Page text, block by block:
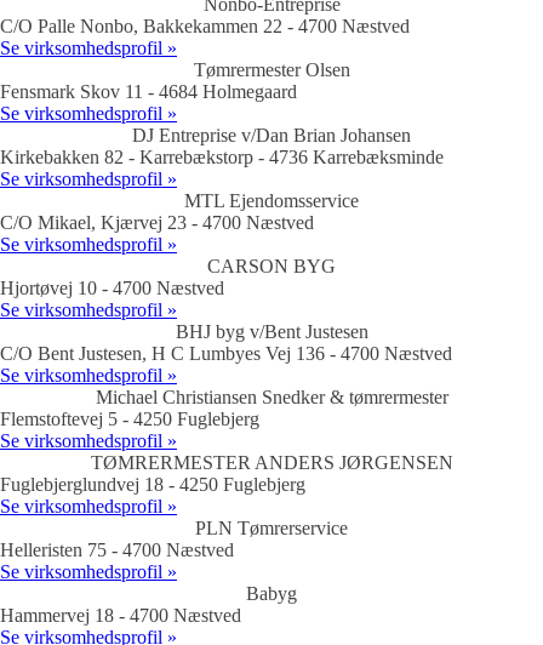
Nonbo-Entreprise
C/O Palle Nonbo, Bakkekammen 22 - 4700 Næstved
Se virksomhedsprofil »
Tømrermester Olsen
Fensmark Skov 11 - 4684 Holmegaard
Se virksomhedsprofil »
DJ Entreprise v/Dan Brian Johansen
Kirkebakken 82 - Karrebækstorp - 4736 Karrebæksminde
Se virksomhedsprofil »
MTL Ejendomsservice
C/O Mikael, Kjærvej 23 - 4700 Næstved
Se virksomhedsprofil »
CARSON BYG
Hjortøvej 10 - 4700 Næstved
Se virksomhedsprofil »
BHJ byg v/Bent Justesen
C/O Bent Justesen, H C Lumbyes Vej 136 - 4700 Næstved
Se virksomhedsprofil »
Michael Christiansen Snedker & tømrermester
Flemstoftevej 5 - 4250 Fuglebjerg
Se virksomhedsprofil »
TØMRERMESTER ANDERS JØRGENSEN
Fuglebjerglundvej 18 - 4250 Fuglebjerg
Se virksomhedsprofil »
PLN Tømrerservice
Helleristen 75 - 4700 Næstved
Se virksomhedsprofil »
Babyg
Hammervej 18 - 4700 Næstved
Se virksomhedsprofil »